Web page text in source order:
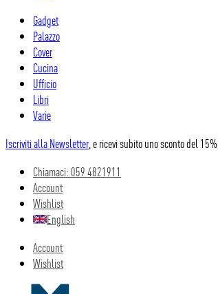
Gadget
Palazzo
Cover
Cucina
Ufficio
Libri
Varie
Iscriviti alla Newsletter, e ricevi subito uno sconto del 15%.
Chiamaci: 059 4821911
Account
Wishlist
English
Account
Wishlist